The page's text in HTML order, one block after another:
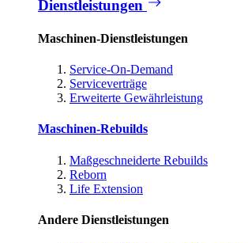
Dienstleistungen
Maschinen-Dienstleistungen
Service-On-Demand
Serviceverträge
Erweiterte Gewährleistung
Maschinen-Rebuilds
Maßgeschneiderte Rebuilds
Reborn
Life Extension
Andere Dienstleistungen